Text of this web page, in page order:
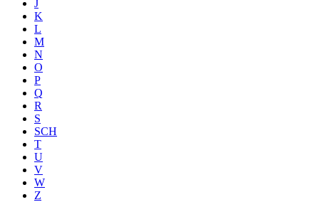
J
K
L
M
N
O
P
Q
R
S
SCH
T
U
V
W
Z